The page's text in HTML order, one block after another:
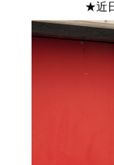
★近